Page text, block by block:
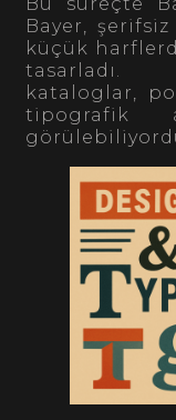
Bayer,
küçük
tasarladı.
kataloglar,
tipografik